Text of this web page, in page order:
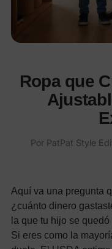
Ropa que
Por PatPat Style
Aquí va una pregunta
¿cuánto dinero
la que tu hijo se
Si eres como la